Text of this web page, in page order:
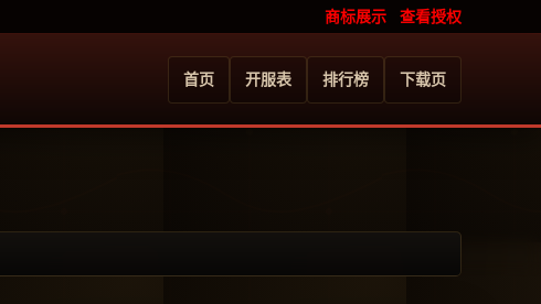
商标展示 查看授权
首页 开服表 排行榜 下载页